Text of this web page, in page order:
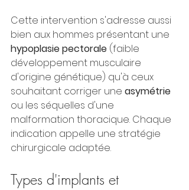
Cette intervention s'adresse aussi
bien aux hommes présentant une
hypoplasie pectorale (faible
développement musculaire
d'origine génétique) qu'à ceux
souhaitant corriger une asymétrie
ou les séquelles d'une
malformation thoracique. Chaque
indication appelle une stratégie
chirurgicale adaptée.
Types d'implants et